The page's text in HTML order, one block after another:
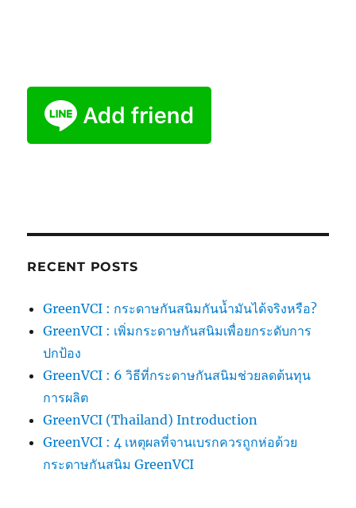
RECENT POSTS
GreenVCI : กระดาษกันสนิมกันน้ำมันได้จริงหรือ?
GreenVCI : เพิ่มกระดาษกันสนิมเพื่อยกระดับการ
ปกป้อง
GreenVCI : 6 วิธีที่กระดาษกันสนิมช่วยลดต้นทุน
การผลิต
GreenVCI (Thailand) Introduction
GreenVCI : 4 เหตุผลที่จานเบรกควรถูกห่อด้วย
กระดาษกันสนิม GreenVCI